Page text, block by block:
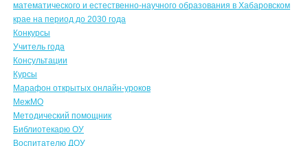
математического и естественно-научного образования в Хабаровском
крае на период до 2030 года
Конкурсы
Учитель года
Консультации
Курсы
Марафон открытых онлайн-уроков
МежМО
Методический помощник
Библиотекарю ОУ
Воспитателю ДОУ